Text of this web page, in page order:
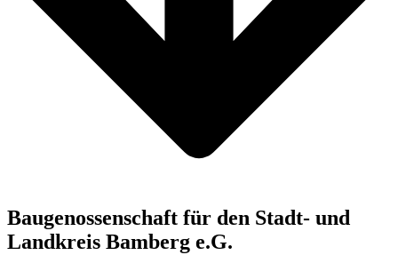
Baugenossenschaft für den Stadt- und
Landkreis Bamberg e.G.